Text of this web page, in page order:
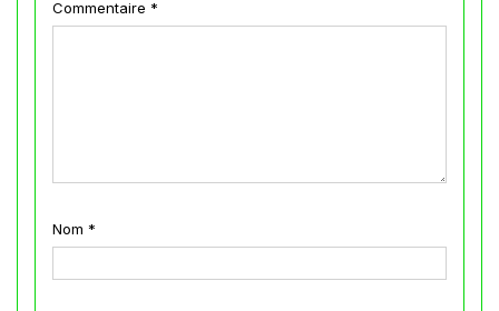
Commentaire *
Nom *